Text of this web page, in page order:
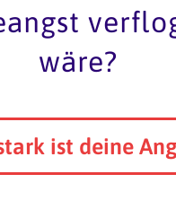
wäre?
ist deine